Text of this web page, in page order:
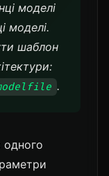
моделі
моделі.
шаблон
.
одного